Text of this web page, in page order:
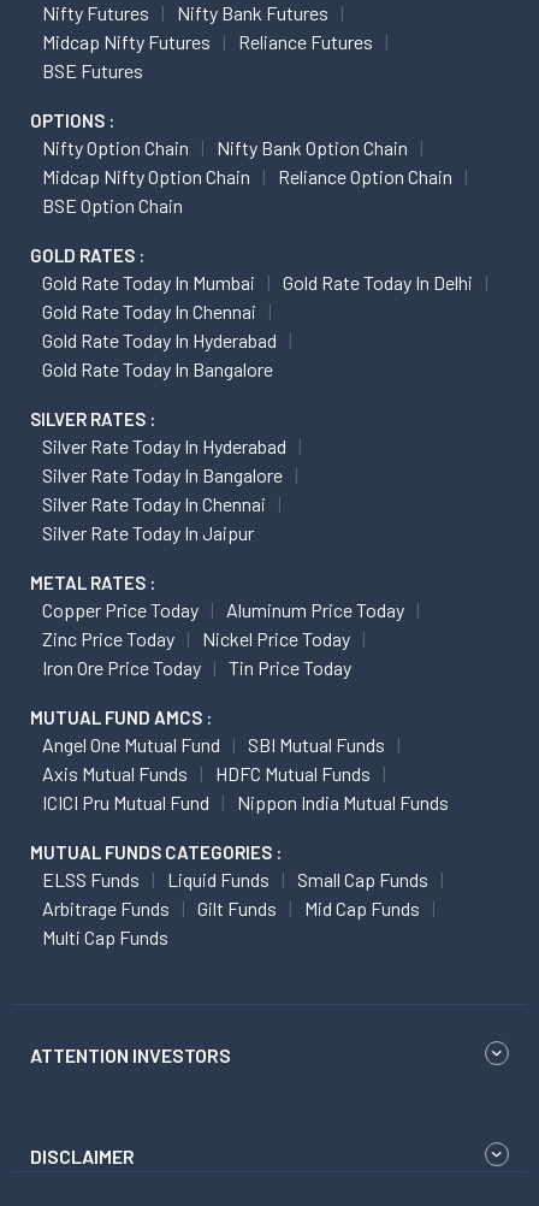
Nifty Futures
Nifty Bank Futures
Midcap Nifty Futures
Reliance Futures
BSE Futures
OPTIONS :
Nifty Option Chain
Nifty Bank Option Chain
Midcap Nifty Option Chain
Reliance Option Chain
BSE Option Chain
GOLD RATES :
Gold Rate Today In Mumbai
Gold Rate Today In Delhi
Gold Rate Today In Chennai
Gold Rate Today In Hyderabad
Gold Rate Today In Bangalore
SILVER RATES :
Silver Rate Today In Hyderabad
Silver Rate Today In Bangalore
Silver Rate Today In Chennai
Silver Rate Today In Jaipur
METAL RATES :
Copper Price Today
Aluminum Price Today
Zinc Price Today
Nickel Price Today
Iron Ore Price Today
Tin Price Today
MUTUAL FUND AMCS :
Angel One Mutual Fund
SBI Mutual Funds
Axis Mutual Funds
HDFC Mutual Funds
ICICI Pru Mutual Fund
Nippon India Mutual Funds
MUTUAL FUNDS CATEGORIES :
ELSS Funds Liquid Funds
Small Cap Funds
Arbitrage Funds
Gilt Funds
Mid Cap Funds
Multi Cap Funds
ATTENTION INVESTORS
DISCLAIMER